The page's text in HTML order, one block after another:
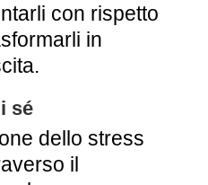
con rispetto
in
sé
dello stress
il